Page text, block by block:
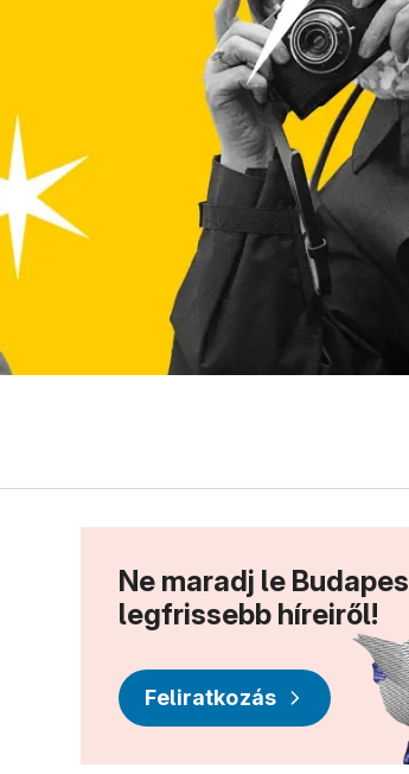
Ne maradj le
legfrissebb híreiről!
Feliratkozás